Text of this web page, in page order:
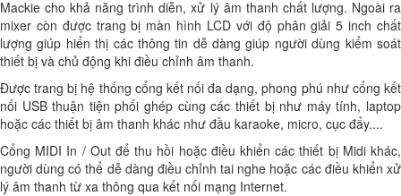
Mackie cho khả năng trình diễn, xử lý âm thanh chất lượng. Ngoài ra
mixer còn được trang bị màn hình LCD với độ phân giải 5 inch chất
lượng giúp hiển thị các thông tin dễ dàng giúp người dùng kiểm soát
thiết bị và chủ động khi điều chỉnh âm thanh.
Được trang bị hệ thống cổng kết nối đa dạng, phong phú như cổng kết
nối USB thuận tiện phối ghép cùng các thiết bị như máy tính, laptop
hoặc các thiết bị âm thanh khác như đầu karaoke, micro, cục đẩy....
Cổng MIDI In / Out để thu hồi hoặc điều khiển các thiết bị Midi khác,
người dùng có thể dễ dàng điều chỉnh tai nghe hoặc các điều khiển xử
lý âm thanh từ xa thông qua kết nối mạng Internet.